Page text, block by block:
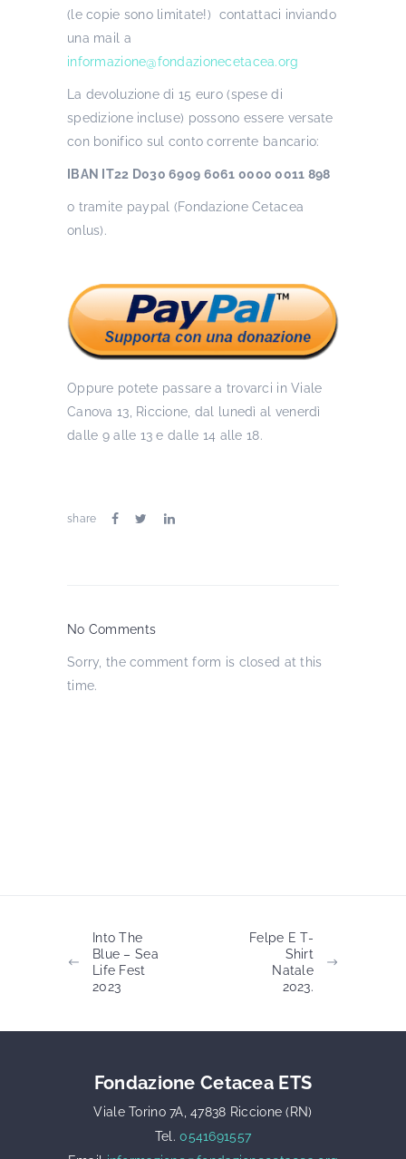
(le copie sono limitate!) contattaci inviando
una mail a
informazione@fondazionecetacea.org
La devoluzione di 15 euro (spese di
spedizione incluse) possono essere versate
con bonifico sul conto corrente bancario:
IBAN IT22 D030 6909 6061 0000 0011 898
o tramite paypal (Fondazione Cetacea
onlus).
Oppure potete passare a trovarci in Viale
Canova 13, Riccione, dal lunedì al venerdì
dalle 9 alle 13 e dalle 14 alle 18.
share
No Comments
Sorry, the comment form is closed at this
time.
Into The
Blue – Sea
Life Fest
2023
Felpe E T-
Shirt
Natale
2023.
Fondazione Cetacea ETS
Viale Torino 7A, 47838 Riccione (RN)
Tel.0541691557